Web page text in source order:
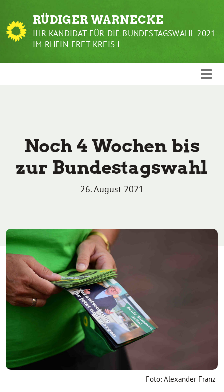
zum
Inhalt
RÜDIGER WARNECKE
IHR KANDIDAT FÜR DIE BUNDESTAGSWAHL 2021
IM RHEIN-ERFT-KREIS I
Noch 4 Wochen bis
zur Bundestagswahl
26. August 2021
Foto: Alexander Franz